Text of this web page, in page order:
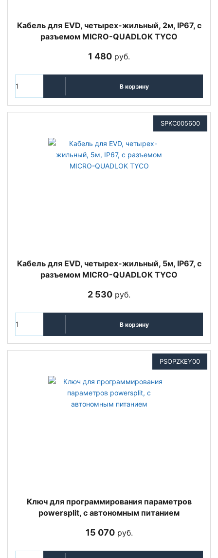
Кабель для EVD, четырех-жильный, 2м, IP67, с
разъемом MICRO-QUADLOK TYCO
1 480 руб.
В корзину
SPKC005600
Кабель для EVD, четырех-жильный, 5м, IP67, с
разъемом MICRO-QUADLOK TYCO
2 530 руб.
В корзину
PSOPZKEY00
Ключ для программирования параметров
powersplit, с автономным питанием
15 070руб.